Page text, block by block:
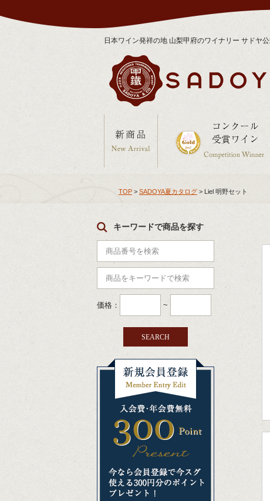
日本ワイン発祥の地 山梨甲府のワイナリー サドヤ
TOP > SADOYA夏カタログ > Liel 明野セット
キーワードで商品を探す
価格： ~